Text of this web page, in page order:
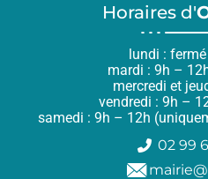
Horaires d'
lundi :
mardi : 9h –
mercredi et
vendredi : 9h –
samedi : 9h – 12h
02 99